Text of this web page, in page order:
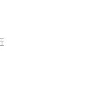
寻意义以